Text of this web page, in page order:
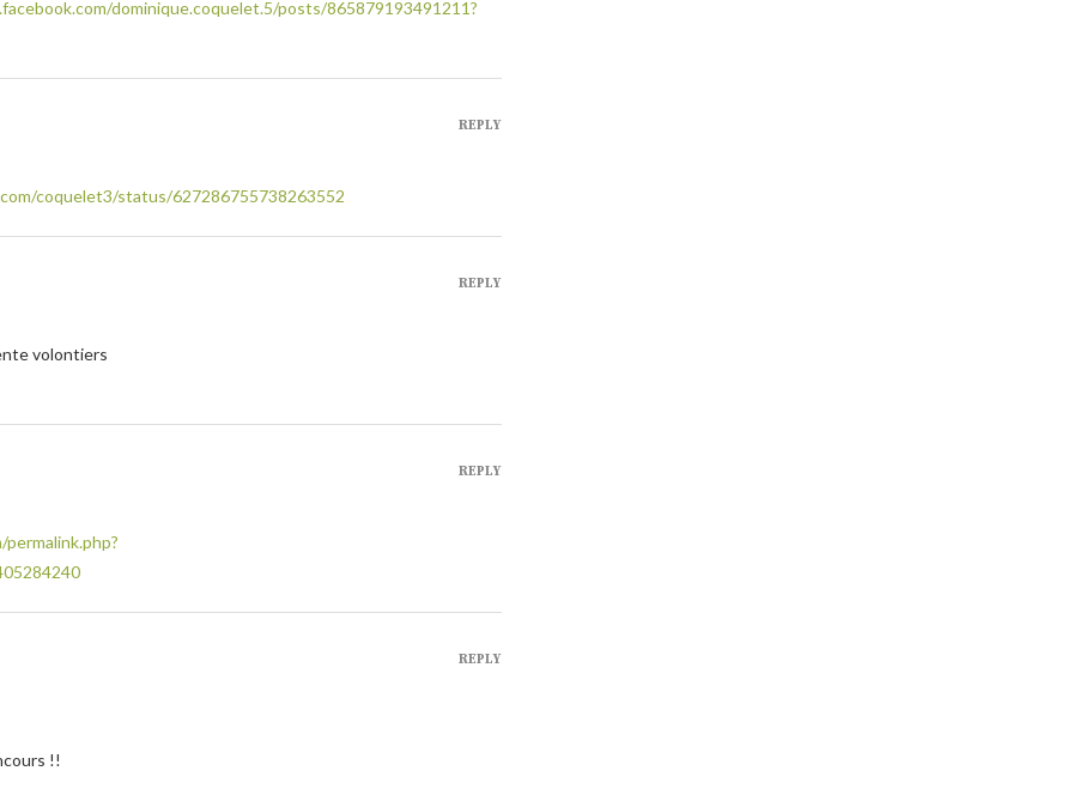
dominique.coquelet.5/posts/865879193491211?
coquelet3/status/627286755738263552
REPLY
volontiers
REPLY
REPLY
!!
REPLY